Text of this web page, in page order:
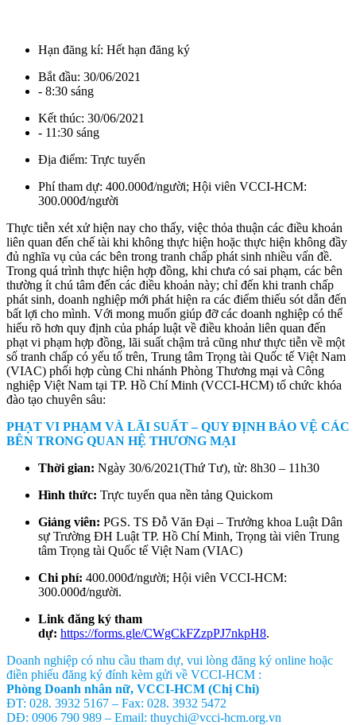
Hạn đăng kí: Hết hạn đăng ký
Bắt đầu: 30/06/2021
- 8:30 sáng
Kết thúc: 30/06/2021
- 11:30 sáng
Địa điểm: Trực tuyến
Phí tham dự: 400.000đ/người; Hội viên VCCI-HCM:
300.000đ/người
Thực tiễn xét xử hiện nay cho thấy, việc thỏa thuận các điều khoản
liên quan đến chế tài khi không thực hiện hoặc thực hiện không đầy
đủ nghĩa vụ của các bên trong tranh chấp phát sinh nhiều vấn đề.
Trong quá trình thực hiện hợp đồng, khi chưa có sai phạm, các bên
thường ít chú tâm đến các điều khoản này; chỉ đến khi tranh chấp
phát sinh, doanh nghiệp mới phát hiện ra các điểm thiếu sót dẫn đến
bất lợi cho mình. Với mong muốn giúp đỡ các doanh nghiệp có thể
hiểu rõ hơn quy định của pháp luật về điều khoản liên quan đến
phạt vi phạm hợp đồng, lãi suất chậm trả cũng như thực tiễn về một
số tranh chấp có yếu tố trên, Trung tâm Trọng tài Quốc tế Việt Nam
(VIAC) phối hợp cùng Chi nhánh Phòng Thương mại và Công
nghiệp Việt Nam tại TP. Hồ Chí Minh (VCCI-HCM) tổ chức khóa
đào tạo chuyên sâu:
PHẠT VI PHẠM VÀ LÃI SUẤT – QUY ĐỊNH BẢO VỆ CÁC
BÊN TRONG QUAN HỆ THƯƠNG MẠI
Thời gian: Ngày 30/6/2021(Thứ Tư), từ: 8h30 – 11h30
Hình thức: Trực tuyến qua nền tảng Quickom
Giảng viên: PGS. TS Đỗ Văn Đại – Trưởng khoa Luật Dân
sự Trường ĐH Luật TP. Hồ Chí Minh, Trọng tài viên Trung
tâm Trọng tài Quốc tế Việt Nam (VIAC)
Chi phí: 400.000đ/người; Hội viên VCCI-HCM:
300.000đ/người.
Link đăng ký tham
dự: https://forms.gle/CWgCkFZzpPJ7nkpH8.
Doanh nghiệp có nhu cầu tham dự, vui lòng đăng ký online hoặc
điền phiếu đăng ký đính kèm gửi về VCCI-HCM :
Phòng Doanh nhân nữ, VCCI-HCM (Chị Chi)
ĐT: 028. 3932 5167 – Fax: 028. 3932 5472
DĐ: 0906 790 989 – Email: thuychi@vcci-hcm.org.vn